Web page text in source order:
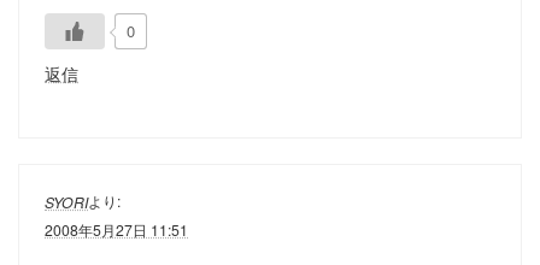
0
返信
SYORIより:
2008年5月27日 11:51